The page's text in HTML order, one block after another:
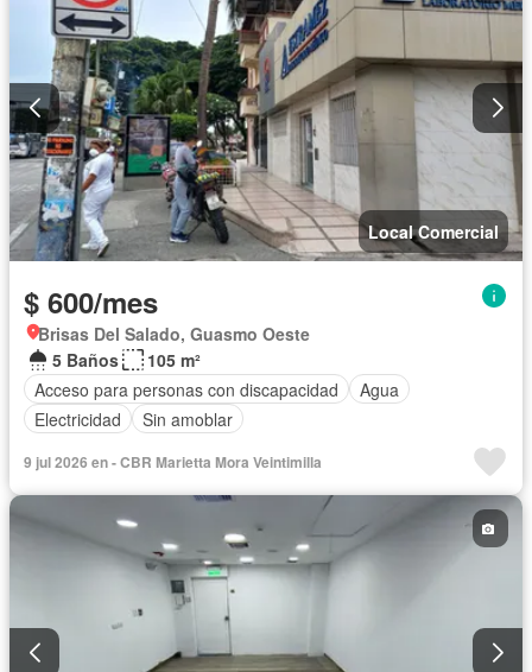
Local Comercial
$ 600/mes
Brisas Del Salado, Guasmo Oeste
5 Baños
105 m²
Acceso para personas con discapacidad
Agua
Electricidad
Sin amoblar
9 jul 2026 en - CBR Marietta Mora Veintimilla